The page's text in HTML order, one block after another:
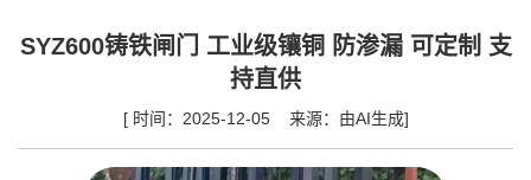
SYZ600铸铁闸门 工业级镶铜 防渗漏 可定制 支
持直供
[ 时间：2025-12-05 来源：由AI生成]